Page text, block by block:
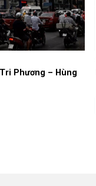
Phương – Hùng